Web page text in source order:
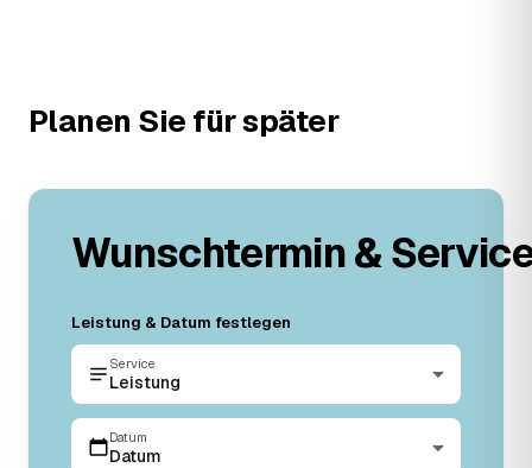
Planen Sie für später
Wunschtermin &
Leistung & Datum festlegen
Service
Leistung
Datum
Datum